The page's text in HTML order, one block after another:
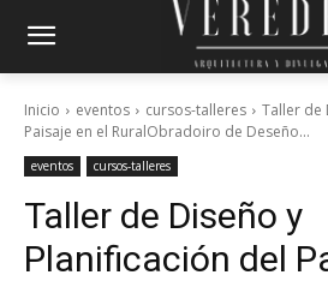
Inicio eventos cursos-talleres
Taller de
Paisaje en el RuralObradoiro de Deseño...
eventos cursos-talleres
Taller de Diseño y
Planificación del